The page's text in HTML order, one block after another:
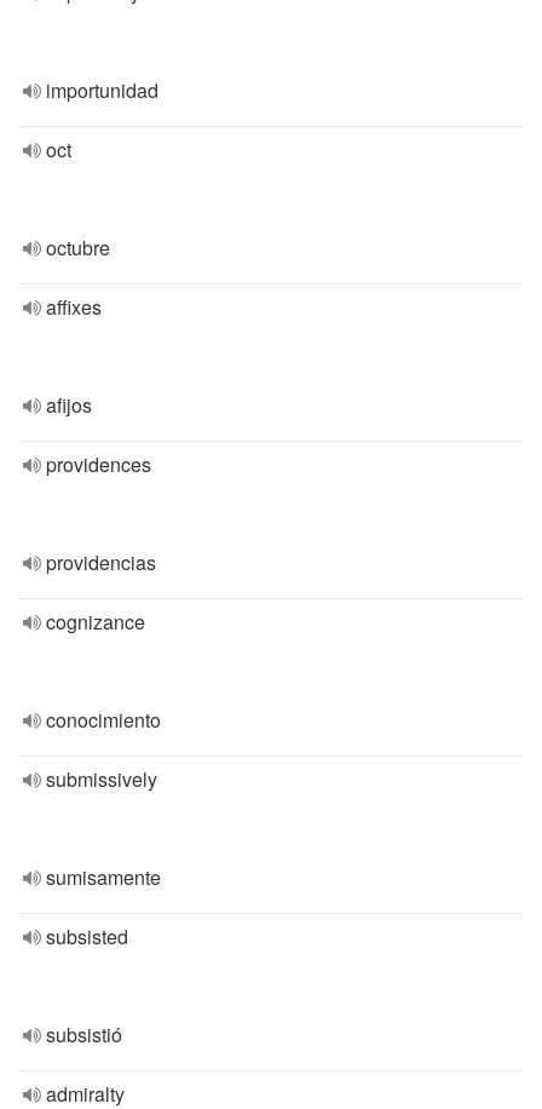
importunidad
oct
octubre
affixes
afijos
providences
providencias
cognizance
conocimiento
submissively
sumisamente
subsisted
subsistió
admiralty